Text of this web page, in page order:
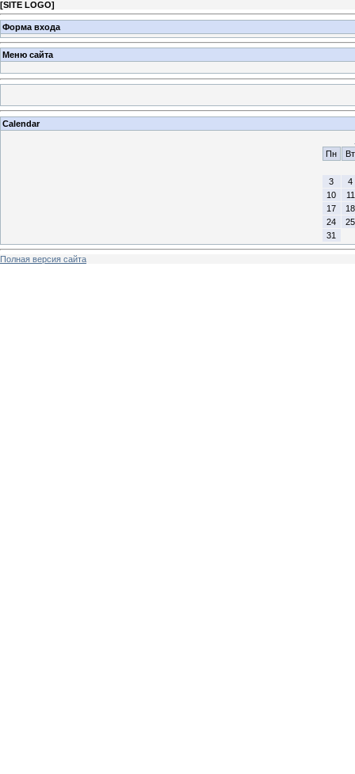
[SITE LOGO]
Форма входа
Меню сайта
Calendar
Пн
Вт
3
4
10
11
17
18
24
25
31
Полная версия сайта